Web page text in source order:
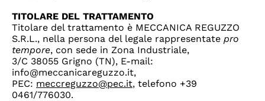
TITOLARE DEL TRATTAMENTO
Titolare del trattamento è MECCANICA REGUZZO
S.R.L., nella persona del legale rappresentate pro
tempore, con sede in Zona Industriale,
3/C 38055 Grigno (TN), E-mail:
info@meccanicareguzzo.it,
PEC: meccreguzzo@pec.it, telefono +39
0461/776030.